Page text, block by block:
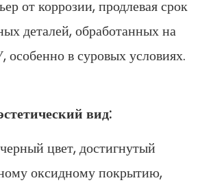
от коррозии, продлевая срок
деталей, обработанных на
особенно в суровых условиях.
вид:
цвет, достигнутый
оксидному покрытию,